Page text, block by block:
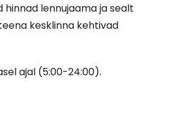
hinnad lennujaama ja sealt
kesklinna kehtivad
ajal (5:00-24:00).